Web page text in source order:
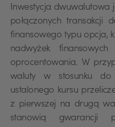
Inwestycja dwuwalutowa
połączonych transakcji
finansowego typu opcja,
nadwyżek
oprocentowania. W
waluty w stosunku do
ustalonego kursu
z pierwszej na drugą
stanowią gwarancji